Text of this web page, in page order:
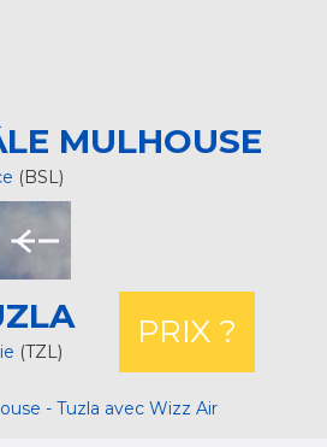
MULHOUSE
(BSL)
(TZL)
PRIX ?
- Tuzla avec Wizz Air